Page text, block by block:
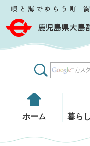
鹿児島県大島郡 瀬戸内町
ホーム 暮ら